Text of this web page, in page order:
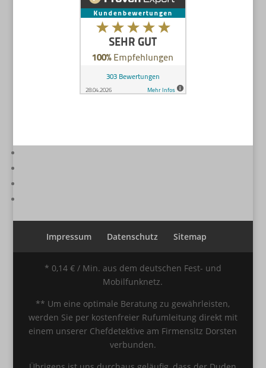
Impressum Datenschutz Sitemap
* 0,14 € / Min. aus dem deutschen Fest- und
Mobilfunknetz.
** Um eine optimale Beratung zu gewährleisten,
werden Sie per kostenfreier Rufumleitung direkt mit
einem unserer Chefdetektive am Firmensitz Dorsten
verbunden.